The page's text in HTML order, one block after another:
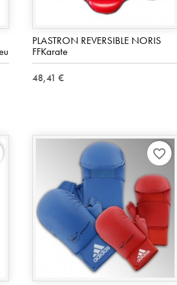
PLASTRON REVERSIBLE NORIS
FFKarate
48,41 €
favorite_border